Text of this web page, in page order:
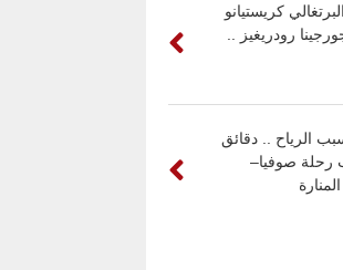
كريستيانو
رودريغيز ..
الرياح .. دقائق
رحلة صوفيا–